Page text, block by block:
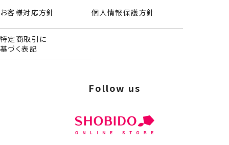
お客様対応方針 個人情報保護方針
特定商取引に
基づく表記
Follow us